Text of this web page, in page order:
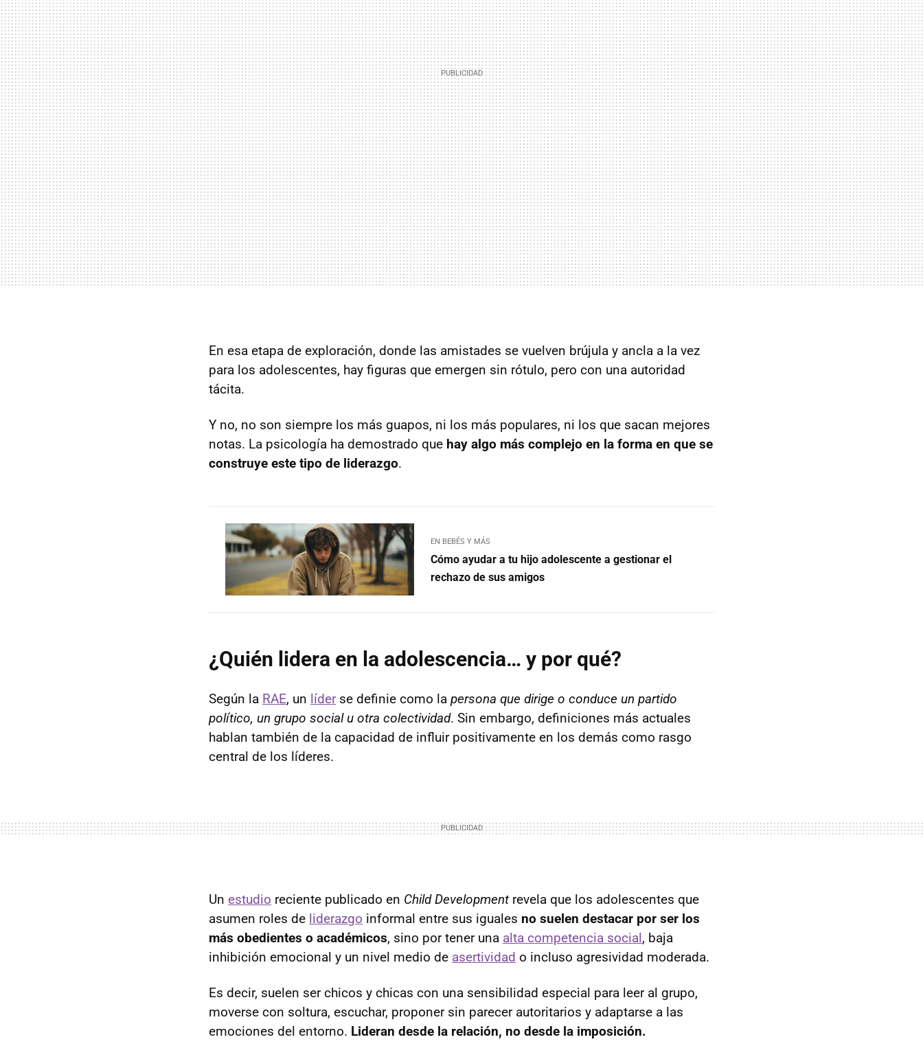
En esa etapa de exploración, donde las amistades se vuelven brújula y ancla a la vez
para los adolescentes, hay figuras que emergen sin rótulo, pero con una autoridad
tácita.
Y no, no son siempre los más guapos, ni los más populares, ni los que sacan mejores
notas. La psicología ha demostrado que hay algo más complejo en la forma en que se
construye este tipo de liderazgo.
EN BEBÉS Y MÁS
Cómo ayudar a tu hijo adolescente a gestionar el
rechazo de sus amigos
¿Quién lidera en la adolescencia… y por qué?
Según la RAE, un líderse definie como la persona que dirige o conduce un partido
político, un grupo social u otra colectividad. Sin embargo, definiciones más actuales
hablan también de la capacidad de influir positivamente en los demás como rasgo
central de los líderes.
Un estudio reciente publicado en Child Development revela que los adolescentes que
asumen roles de liderazgo informal entre sus iguales no suelen destacar por ser los
más obedientes o académicos, sino por tener una alta competencia social, baja
inhibición emocional y un nivel medio de asertividad o incluso agresividad moderada.
Es decir, suelen ser chicos y chicas con una sensibilidad especial para leer al grupo,
moverse con soltura, escuchar, proponer sin parecer autoritarios y adaptarse a las
emociones del entorno. Lideran desde la relación, no desde la imposición.